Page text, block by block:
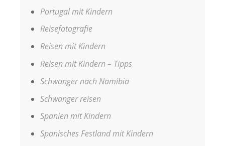
Portugal mit Kindern
Reisefotografie
Reisen mit Kindern
Reisen mit Kindern – Tipps
Schwanger nach Namibia
Schwanger reisen
Spanien mit Kindern
Spanisches Festland mit Kindern